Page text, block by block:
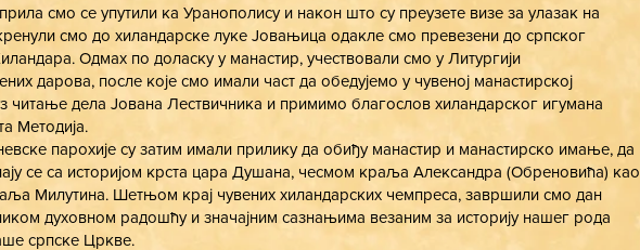
смо се упутили ка Уранополису и након што су преузете визе за улазак на
смо до хиландарске луке Јовањица одакле смо превезени до српског
Одмах по доласку у манастир, учествовали смо у Литургији
дарова, после које смо имали част да обедујемо у чувеној манастирској
читање дела Јована Лествичника и примимо благослов хиландарског игумана
Методија.
парохије су затим имали прилику да обиђу манастир и манастирско имање, да
се са историјом крста цара Душана, чесмом краља Александра (Обреновића) као
Милутина. Шетњом крај чувених хиландарских чемпреса, завршили смо дан
духовном радошћу и значајним сазнањима везаним за историју нашег рода
српске Цркве.